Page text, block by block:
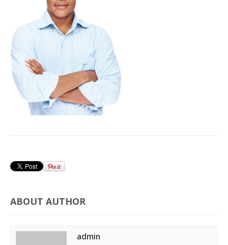
ABOUT AUTHOR
admin